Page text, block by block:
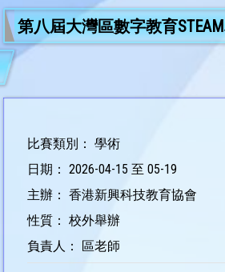
第八屆大灣區數字教育
比賽類別： 學術
日期： 2026-04-15 至 05-19
主辦： 香港新興科技教育協會
性質： 校外舉辦
負責人： 區老師